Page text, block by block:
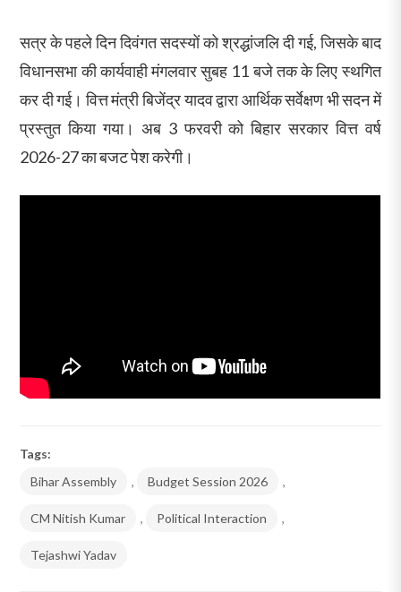
सत्र के पहले दिन दिवंगत सदस्यों को श्रद्धांजलि दी गई, जिसके बाद
विधानसभा की कार्यवाही मंगलवार सुबह 11 बजे तक के लिए स्थगित
कर दी गई। वित्त मंत्री बिजेंद्र यादव द्वारा आर्थिक सर्वेक्षण भी सदन में
प्रस्तुत किया गया। अब 3 फरवरी को बिहार सरकार वित्त वर्ष
2026-27 का बजट पेश करेगी।
Tags:
Bihar Assembly
, Budget Session 2026 ,
CM Nitish Kumar , Political Interaction ,
Tejashwi Yadav